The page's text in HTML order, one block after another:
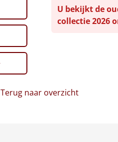
U bekijkt de
collectie 2026
Terug naar overzicht